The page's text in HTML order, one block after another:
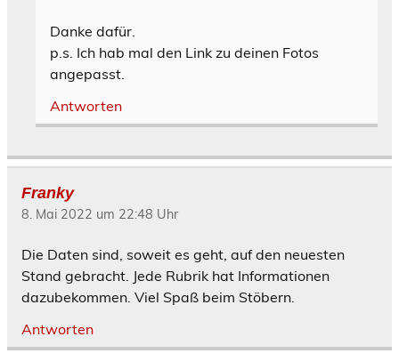
Danke dafür.
p.s. Ich hab mal den Link zu deinen Fotos
angepasst.
Antworten
Franky
8. Mai 2022 um 22:48 Uhr
Die Daten sind, soweit es geht, auf den neuesten
Stand gebracht. Jede Rubrik hat Informationen
dazubekommen. Viel Spaß beim Stöbern.
Antworten